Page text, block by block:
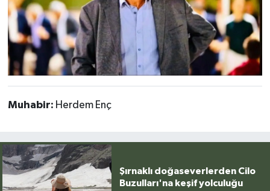
Muhabir: Herdem Enç
Şırnaklı doğaseverlerden Cilo
Buzulları'na keşif yolculuğu